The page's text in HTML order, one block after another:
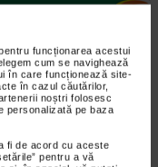
funcționarea acestui
cum se navighează
în care funcționează site-
în cazul căutărilor,
noștri folosesc
personalizată pe baza
fi de acord cu aceste
pentru a vă
-40% Preț întreg: 30.60 Lei
Preț redus: 18.36 Lei